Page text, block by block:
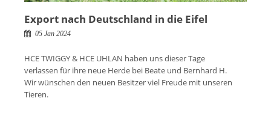
Export nach Deutschland in die Eifel
05 Jan 2024
HCE TWIGGY & HCE UHLAN haben uns dieser Tage
verlassen für ihre neue Herde bei Beate und Bernhard H.
Wir wünschen den neuen Besitzer viel Freude mit unseren
Tieren.